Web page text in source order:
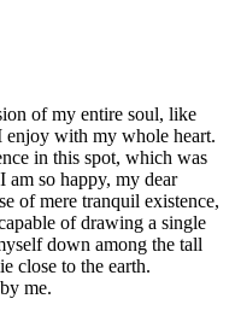
of my entire soul, like
enjoy with my whole heart.
in this spot, which was
am so happy, my dear
of mere tranquil existence,
of drawing a single
down among the tall
close to the earth.
me.